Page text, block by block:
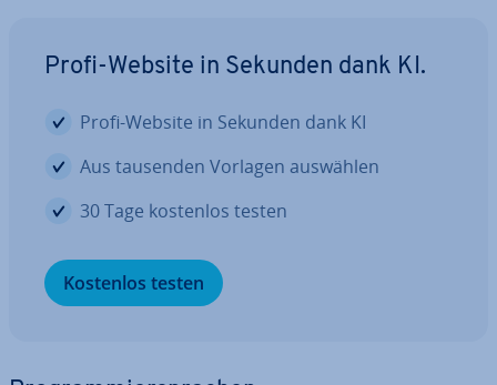
Profi-Website in Sekunden dank KI.
Profi-Website in Sekunden dank KI
Aus tausenden Vorlagen auswählen
30 Tage kostenlos testen
Kostenlos testen